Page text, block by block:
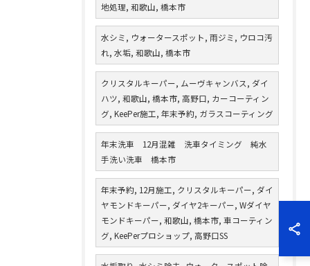
地処理, 和歌山, 橋本市
水シミ, ウォータースポット, 雨ジミ, ウロコ汚
れ, 水垢, 和歌山, 橋本市
クリスタルキーパー, ムーヴキャンバス, ダイ
ハツ, 和歌山, 橋本市, 高野口, カーコーティン
グ, KeePer施工, 年末予約, ガラスコーティング
年末洗車 12月混雑 洗車タイミング 純水
手洗い洗車 橋本市
年末予約, 12月施工, クリスタルキーパー, ダイ
ヤモンドキーパー, ダイヤ2キーパー, Wダイヤ
モンドキーパー, 和歌山, 橋本市, 車コーティン
グ, KeePerプロショップ, 高野口SS